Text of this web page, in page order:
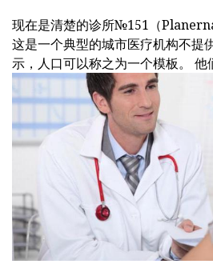
现在是清楚的诊所№151（
这是一个典型的城市医疗机构不提
示，人口可以称之为一个模板。 他